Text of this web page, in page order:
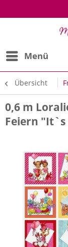
Menü
Übersicht
0,6 m
Feiern "It`s